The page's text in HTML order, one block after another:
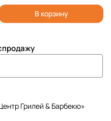
В корзину
Грилей & Барбекю»